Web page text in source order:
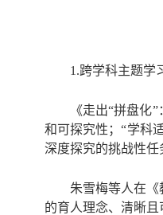
1.跨学科主题学
《走出“拼盘
和可探究性；“学科
深度探究的挑战性任
朱雪梅等人在
的育人理念、清晰